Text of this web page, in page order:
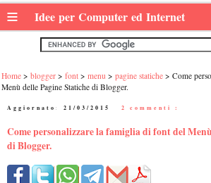
≡ Idee per Computer ed Internet
Home blogger font menu pagine statiche
Come
Menù delle Pagine Statiche di Blogger.
Aggiornato: 21/03/2015 2 commenti :
Come personalizzare la famiglia di font del
di Blogger.